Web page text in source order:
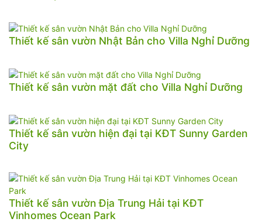
Thiết kế sân vườn Nhật Bản cho Villa Nghỉ Dưỡng
Thiết kế sân vườn mặt đất cho Villa Nghỉ Dưỡng
Thiết kế sân vườn hiện đại tại KĐT Sunny Garden
City
Thiết kế sân vườn Địa Trung Hải tại KĐT
Vinhomes Ocean Park